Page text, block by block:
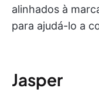
alinhados à
para ajudá-lo a
Jasper